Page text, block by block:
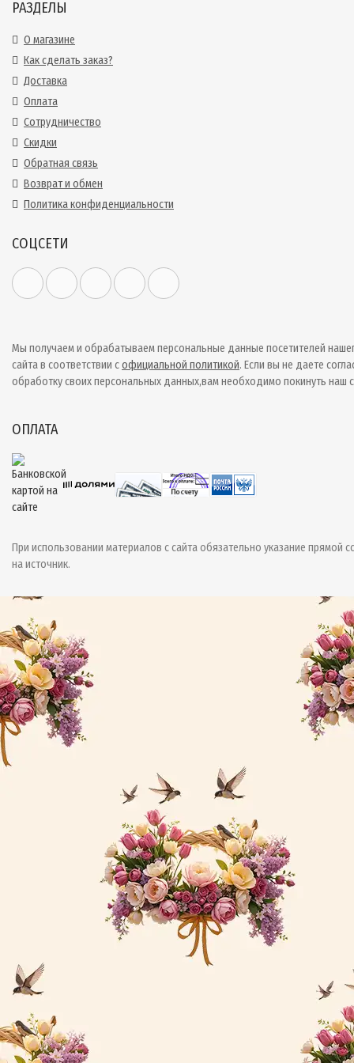
РАЗДЕЛЫ
О магазине
Как сделать заказ?
Доставка
Оплата
Сотрудничество
Скидки
Обратная связь
Возврат и обмен
Политика конфиденциальности
СОЦСЕТИ
Мы получаем и обрабатываем персональные данные посетителей
сайта в соответствии софициальной политикой. Если вы не даете
обработку своих персональных данных,вам необходимо покинуть наш
ОПЛАТА
При использовании материалов с сайта обязательно указание прямой
на источник.